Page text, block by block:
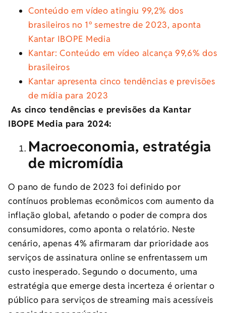
Conteúdo em vídeo atingiu 99,2% dos
brasileiros no 1º semestre de 2023, aponta
Kantar IBOPE Media
Kantar: Conteúdo em vídeo alcança 99,6% dos
brasileiros
Kantar apresenta cinco tendências e previsões
de mídia para 2023
As cinco tendências e previsões da Kantar
IBOPE Media para 2024:
Macroeconomia, estratégia
de micromídia
O pano de fundo de 2023 foi definido por
contínuos problemas econômicos com aumento da
inflação global, afetando o poder de compra dos
consumidores, como aponta o relatório. Neste
cenário, apenas 4% afirmaram dar prioridade aos
serviços de assinatura online se enfrentassem um
custo inesperado. Segundo o documento, uma
estratégia que emerge desta incerteza é orientar o
público para serviços de streaming mais acessíveis